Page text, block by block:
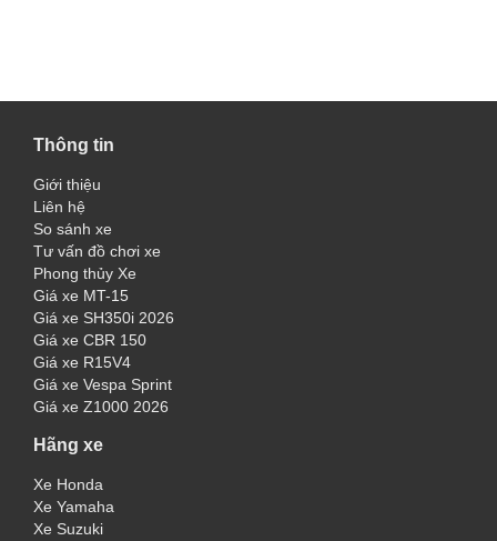
Thông tin
Giới thiệu
Liên hệ
So sánh xe
Tư vấn đồ chơi xe
Phong thủy Xe
Giá xe MT-15
Giá xe SH350i 2026
Giá xe CBR 150
Giá xe R15V4
Giá xe Vespa Sprint
Giá xe Z1000 2026
Hãng xe
Xe Honda
Xe Yamaha
Xe Suzuki